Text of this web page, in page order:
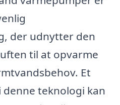
der udnytter den
til at opvarme
Et
teknologi kan